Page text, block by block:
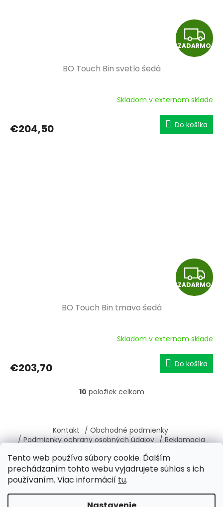
Tento web používa súbory cookie. Ďalším
prechádzaním tohto webu vyjadrujete súhlas s ich
používaním. Viac informácií tu.
Z
A
A
R
M
ZADARMO
BO Touch Bin svetlo šedá
Skladom v externom sklade
€204,50 Do košíka
Z
A
A
R
M
ZADARMO
BO Touch Bin tmavo šedá
Skladom v externom sklade
€203,70 Do košíka
O
d
a
i
e
p
r
10 položiek celkom
p
ä
Kontakt / Obchodné podmienky
/ Podmienky ochrany osobných údajov / Reklamacia